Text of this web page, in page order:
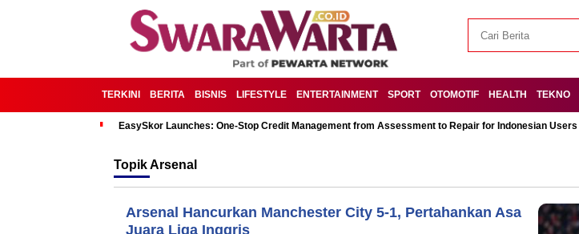
TERKINI BERITA BISNIS LIFESTYLE ENTERTAINMENT SPORT OTOMOTIF HEALTH TEKNO
EasySkor Launches: One-Stop Credit Management from Assessment to Repair for Indonesian Users
TopikArsenal
Arsenal Hancurkan Manchester City 5-1, Pertahankan Asa
Juara Liga Inggris